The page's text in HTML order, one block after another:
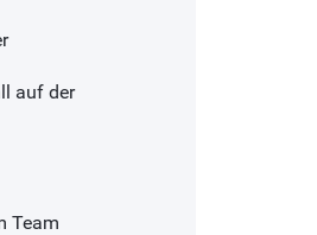
auf der
Team